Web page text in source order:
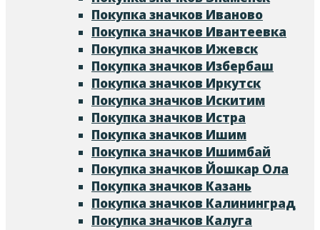
Покупка значков Иваново
Покупка значков Ивантеевка
Покупка значков Ижевск
Покупка значков Избербаш
Покупка значков Иркутск
Покупка значков Искитим
Покупка значков Истра
Покупка значков Ишим
Покупка значков Ишимбай
Покупка значков Йошкар Ола
Покупка значков Казань
Покупка значков Калининград
Покупка значков Калуга